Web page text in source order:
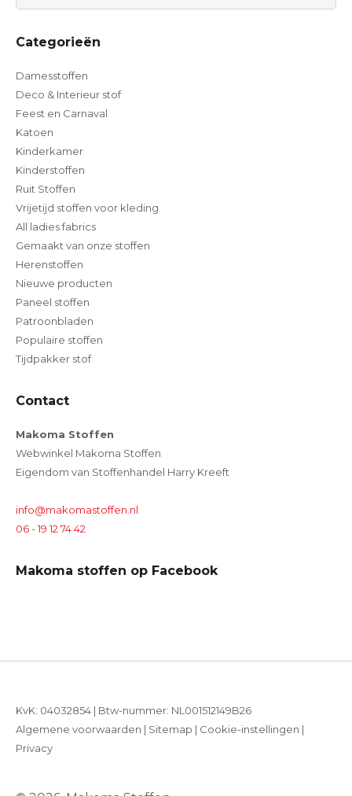
Categorieën
Damesstoffen
Deco & Interieur stof
Feest en Carnaval
Katoen
Kinderkamer
Kinderstoffen
Ruit Stoffen
Vrijetijd stoffen voor kleding
All ladies fabrics
Gemaakt van onze stoffen
Herenstoffen
Nieuwe producten
Paneel stoffen
Patroonbladen
Populaire stoffen
Tijdpakker stof
Contact
Makoma Stoffen
Webwinkel Makoma Stoffen
Eigendom van Stoffenhandel Harry Kreeft
info@makomastoffen.nl
06 - 19 12 74 42
Makoma stoffen op Facebook
KvK: 04032854 | Btw-nummer: NL001512149B26
Algemene voorwaarden | Sitemap | Cookie-instellingen |
Privacy